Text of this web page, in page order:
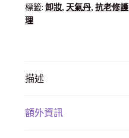
標籤: 卸妝, 天氣丹, 抗老修護
理
描述
額外資訊